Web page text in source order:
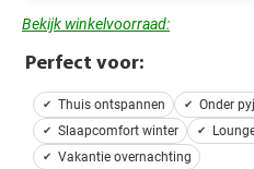
Bekijk winkelvoorraad:
Perfect voor:
Thuis ontspannen
Onder
Slaapcomfort winter
Vakantie overnachting